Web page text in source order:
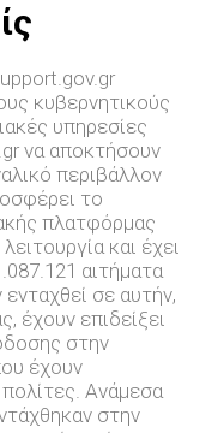
κυβερνητικούς
υπηρεσίες
να αποκτήσουν
περιβάλλον
το
πλατφόρμας
και έχει
αιτήματα
σε αυτήν,
έχουν επιδείξει
στην
έχουν
Ανάμεσα
στην